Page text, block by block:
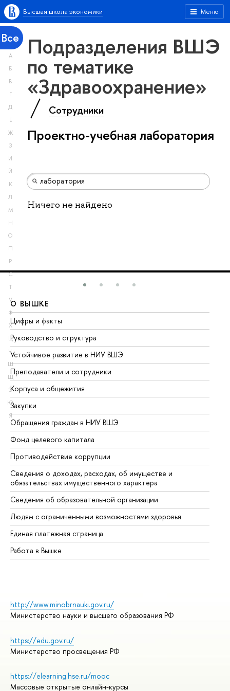
Меню
Высшая школа экономики
Все
А
Б
В
Г
Д
Е
Ж
З
И
Й
К
Л
М
Н
О
П
Р
С
Т
У
Ф
Х
Ц
Ч
Ш
Щ
Э
Ю
Я
Подразделения ВШЭ
по тематике
«Здравоохранение»
Сотрудники
Проектно-учебная лаборатория
Ничего не найдено
О ВЫШКЕ
Цифры и факты
Руководство и структура
Устойчивое развитие в НИУ ВШЭ
Преподаватели и сотрудники
Корпуса и общежития
Закупки
Обращения граждан в НИУ ВШЭ
Фонд целевого капитала
Противодействие коррупции
Сведения о доходах, расходах, об имуществе и
обязательствах имущественного характера
Сведения об образовательной организации
Людям с ограниченными возможностями здоровья
Единая платежная страница
Работа в Вышке
http://www.minobrnauki.gov.ru/
Министерство науки и высшего образования РФ
https://edu.gov.ru/
Министерство просвещения РФ
https://elearning.hse.ru/mooc
Массовые открытые онлайн-курсы